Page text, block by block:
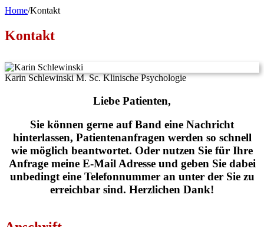
Home/Kontakt
Kontakt
Karin SchlewinskiM. Sc. Klinische Psychologie
Liebe Patienten,
Sie können gerne auf Band eine Nachricht
hinterlassen, Patientenanfragen werden so schnell
wie möglich beantwortet. Oder nutzen Sie für Ihre
Anfrage meine E-Mail Adresse und geben Sie dabei
unbedingt eine Telefonnummer an unter der Sie zu
erreichbar sind. Herzlichen Dank!